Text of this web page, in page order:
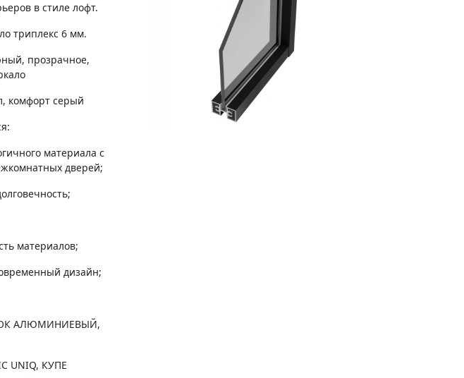
в стиле лофт.
триплекс 6 мм.
прозрачное,
комфорт серый
материала с
дверей;
материалов;
дизайн;
АЛЮМИНИЕВЫЙ,
UNIQ, КУПЕ